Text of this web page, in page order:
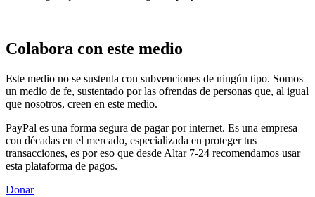
Colabora con este medio
Este medio no se sustenta con subvenciones de ningún tipo. Somos
un medio de fe, sustentado por las ofrendas de personas que, al igual
que nosotros, creen en este medio.
PayPal es una forma segura de pagar por internet. Es una empresa
con décadas en el mercado, especializada en proteger tus
transacciones, es por eso que desde Altar 7-24 recomendamos usar
esta plataforma de pagos.
Donar